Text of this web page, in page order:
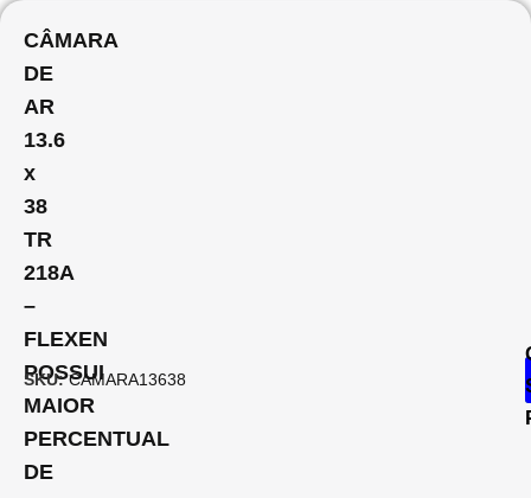
CÂMARA
DE
AR
13.6
x
38
TR
218A
–
FLEXEN
POSSUI
MAIOR
PERCENTUAL
DE
SKU:CAMARA13638